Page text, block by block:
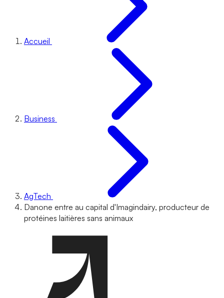
Accueil
Business
AgTech
Danone entre au capital d'Imagindairy, producteur de
protéines laitières sans animaux